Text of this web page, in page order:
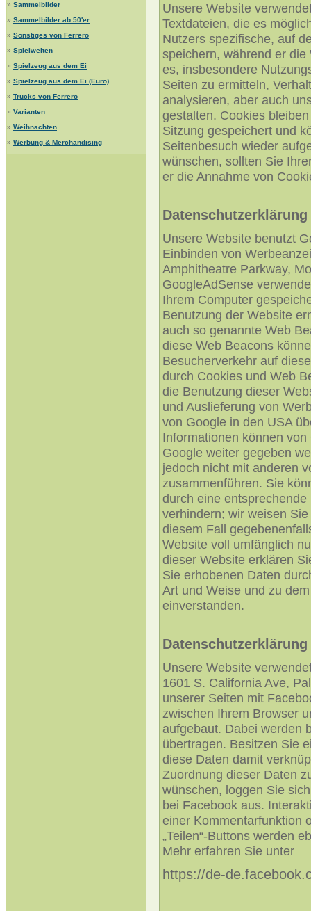
» Sammelbilder
» Sammelbilder ab 50'er
» Sonstiges von Ferrero
» Spielwelten
» Spielzeug aus dem Ei
» Spielzeug aus dem Ei (Euro)
» Trucks von Ferrero
» Varianten
» Weihnachten
» Werbung & Merchandising
Unsere Website
Textdateien, die es
Nutzers spezifische, auf
speichern, während er
es, insbesondere
Seiten zu ermitteln,
analysieren, aber auch
gestalten. Cookies
Sitzung gespeichert und
Seitenbesuch wieder
wünschen, sollten Sie
er die Annahme von
Unsere Website benutzt
Einbinden von
Amphitheatre Parkway,
GoogleAdSense
Ihrem Computer
Benutzung der Website
auch so genannte Web
diese Web Beacons
Besucherverkehr auf
durch Cookies und Web
die Benutzung dieser
und Auslieferung von
von Google in den USA
Informationen können
Google weiter gegeben
jedoch nicht mit anderen
zusammenführen. Sie
durch eine
verhindern; wir weisen
diesem Fall
Website voll umfänglich
dieser Website erklären
Sie erhobenen Daten
Art und Weise und zu
einverstanden.
Unsere Website
1601 S. California Ave,
unserer Seiten mit
zwischen Ihrem Browser
aufgebaut. Dabei werden
übertragen. Besitzen Sie
diese Daten damit
Zuordnung dieser Daten
wünschen, loggen Sie
bei Facebook aus.
einer Kommentarfunktion
„Teilen“-Buttons werden
Mehr erfahren Sie unter
https://de-